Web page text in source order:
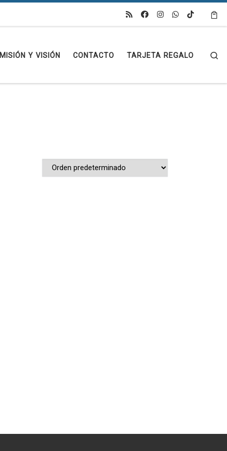
MISIÓN Y VISIÓN CONTACTO TARJETA REGALO